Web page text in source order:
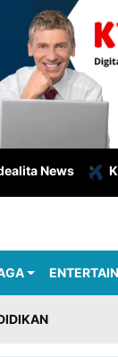
News